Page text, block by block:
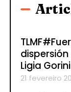
Ligia Gorini
21 fevereiro